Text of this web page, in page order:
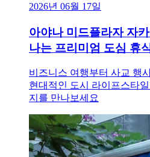
2026년 06월 17일
아야나 미드플라자 자
나는 프리미엄 도심 휴
비즈니스 여행부터 사교 행
현대적인 도시 라이프스타
지를 만나보세요